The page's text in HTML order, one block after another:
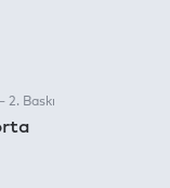
Baskı